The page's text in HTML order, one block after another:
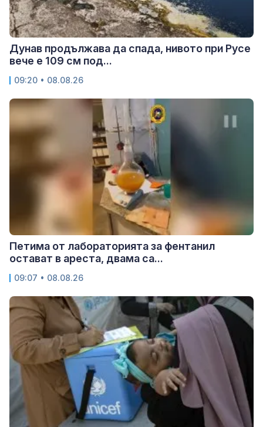
Дунав продължава да спада, нивото при Русе
вече е 109 см под...
09:20 • 08.08.26
Петима от лабораторията за фентанил
остават в ареста, двама са...
09:07 • 08.08.26